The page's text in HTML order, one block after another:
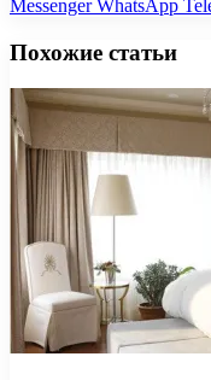
Messenger WhatsApp
Похожие статьи